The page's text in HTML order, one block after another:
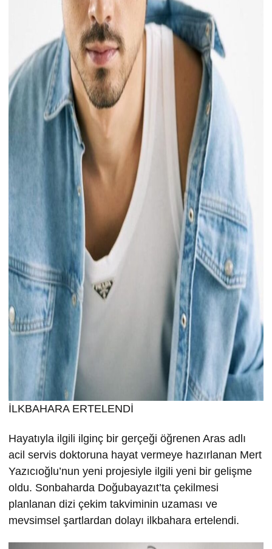
İLKBAHARA ERTELENDİ
Hayatıyla ilgili ilginç bir gerçeği öğrenen Aras adlı
acil servis doktoruna hayat vermeye hazırlanan Mert
Yazıcıoğlu’nun yeni projesiyle ilgili yeni bir gelişme
oldu. Sonbaharda Doğubayazıt’ta çekilmesi
planlanan dizi çekim takviminin uzaması ve
mevsimsel şartlardan dolayı ilkbahara ertelendi.